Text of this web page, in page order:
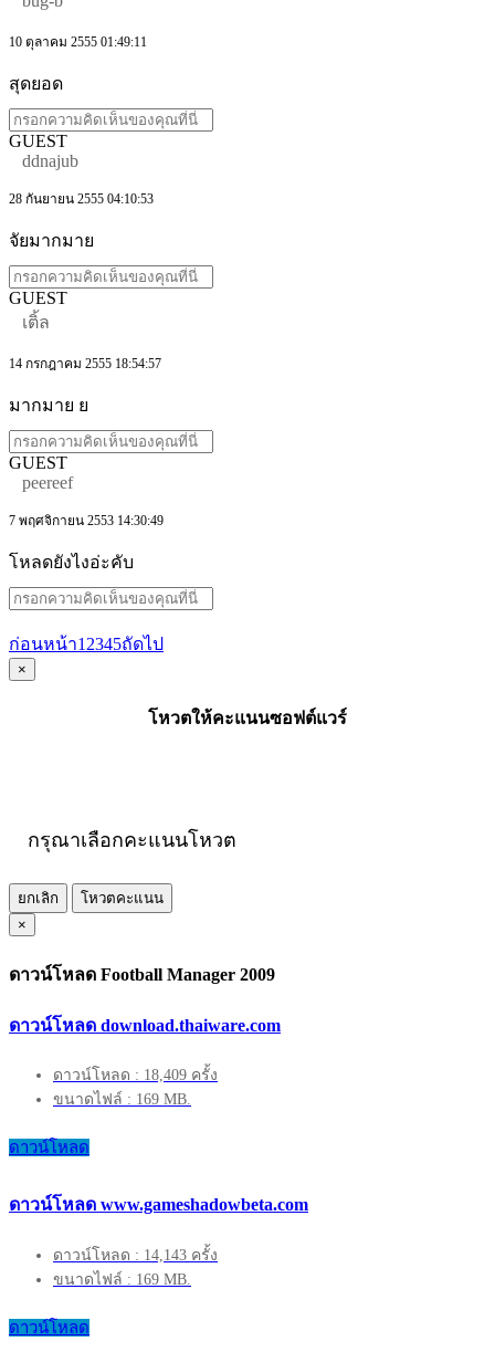
10 ตุลาคม 2555 01:49:11
สุดยอด
GUEST
ddnajub
28 กันยายน 2555 04:10:53
จัยมากมาย
GUEST
เติ้ล
14 กรกฎาคม 2555 18:54:57
มากมาย ย
GUEST
peereef
7 พฤศจิกายน 2553 14:30:49
โหลดยังไงอ่ะคับ
ก่อนหน้า1 2345ถัดไป
×
โหวตให้คะแนนซอฟต์แวร์
กรุณาเลือกคะแนนโหวต
ยกเลิก
โหวตคะแนน
×
ดาวน์โหลด Football Manager 2009
ดาวน์โหลด download.thaiware.com
ดาวน์โหลด : 18,409 ครั้ง
ขนาดไฟล์ : 169 MB.
ดาวน์โหลด
ดาวน์โหลด www.gameshadowbeta.com
ดาวน์โหลด : 14,143 ครั้ง
ขนาดไฟล์ : 169 MB.
ดาวน์โหลด